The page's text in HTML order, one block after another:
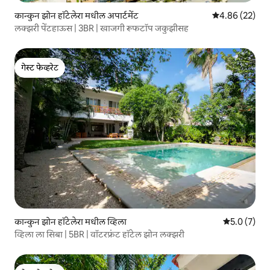
कान्कुन झोन हॉटेलेरा मधील अपार्टमेंट 5 पैकी 4.86
4.86 (22)
लक्झरी पेंटहाऊस | 3BR | खाजगी रूफटॉप जकुझीसह
गेस्ट फेव्हरेट
गेस्ट फेव्हरेट
कान्कुन झोन हॉटेलेरा मधील व्हिला 5 पैकी 5.0
5.0 (7)
व्हिला ला सिबा | 5BR | वॉटरफ्रंट हॉटेल झोन लक्झरी